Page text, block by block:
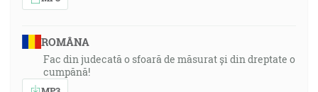
ROMÂNA
Fac din judecată o sfoară de măsurat și din dreptate o
cumpănă!